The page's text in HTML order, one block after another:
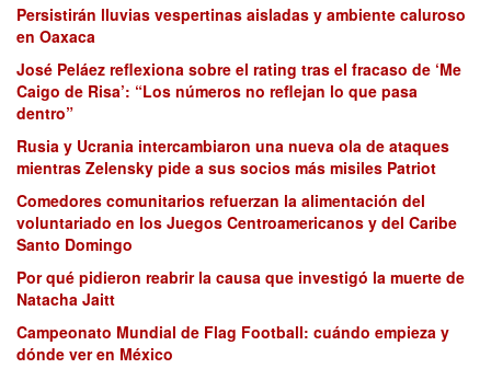
Persistirán lluvias vespertinas aisladas y ambiente caluroso
en Oaxaca
José Peláez reflexiona sobre el rating tras el fracaso de ‘Me
Caigo de Risa’: “Los números no reflejan lo que pasa
dentro”
Rusia y Ucrania intercambiaron una nueva ola de ataques
mientras Zelensky pide a sus socios más misiles Patriot
Comedores comunitarios refuerzan la alimentación del
voluntariado en los Juegos Centroamericanos y del Caribe
Santo Domingo
Por qué pidieron reabrir la causa que investigó la muerte de
Natacha Jaitt
Campeonato Mundial de Flag Football: cuándo empieza y
dónde ver en México